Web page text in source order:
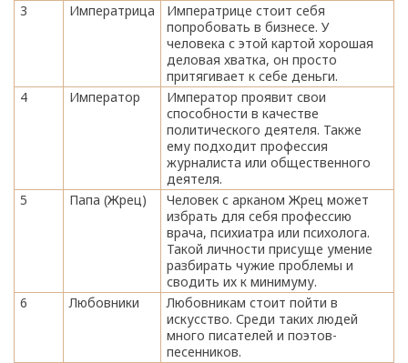
3
Императрица
Императрице стоит себя
попробовать в бизнесе. У
человека с этой картой хорошая
деловая хватка, он просто
притягивает к себе деньги.
4
Император
Император проявит свои
способности в качестве
политического деятеля. Также
ему подходит профессия
журналиста или общественного
деятеля.
5
Папа (Жрец)
Человек с арканом Жрец может
избрать для себя профессию
врача, психиатра или психолога.
Такой личности присуще умение
разбирать чужие проблемы и
сводить их к минимуму.
6
Любовники
Любовникам стоит пойти в
искусство. Среди таких людей
много писателей и поэтов-
песенников.